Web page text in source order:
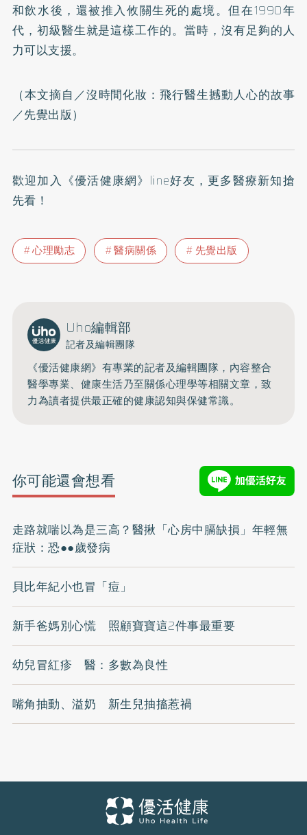
和飲水後，還被推入攸關生死的處境。但在1990年
代，初級醫生就是這樣工作的。當時，沒有足夠的人
力可以支援。
（本文摘自／沒時間化妝：飛行醫生撼動人心的故事
／先覺出版）
歡迎加入 《優活健康網》line好友 ，更多醫療新知搶
先看！
心理勵志 醫病關係 先覺出版
Uho編輯部
記者及編輯團隊
《優活健康網》有專業的記者及編輯團隊，內容整合
醫學專業、健康生活乃至關係心理學等相關文章，致
力為讀者提供最正確的健康認知與保健常識。
你可能還會想看
走路就喘以為是三高？醫揪「心房中膈缺損」年輕無
症狀：恐●●歲發病
貝比年紀小也冒「痘」
新手爸媽別心慌 照顧寶寶這2件事最重要
幼兒冒紅疹 醫：多數為良性
嘴角抽動、溢奶 新生兒抽搐惹禍